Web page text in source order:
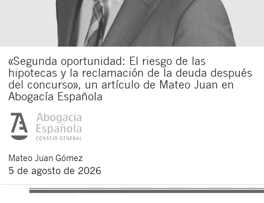
«Segunda oportunidad: El riesgo de las
hipotecas y la reclamación de la deuda después
del concurso», un artículo de Mateo Juan en
Abogacía Española
Mateo Juan Gómez
5 de agosto de 2026